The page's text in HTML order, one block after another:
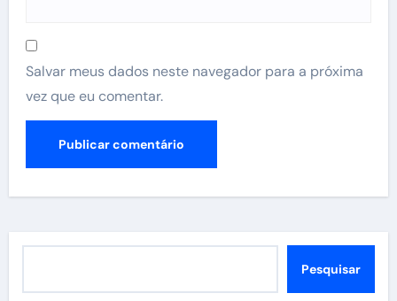
Salvar meus dados neste navegador para a próxima
vez que eu comentar.
Pesquisar